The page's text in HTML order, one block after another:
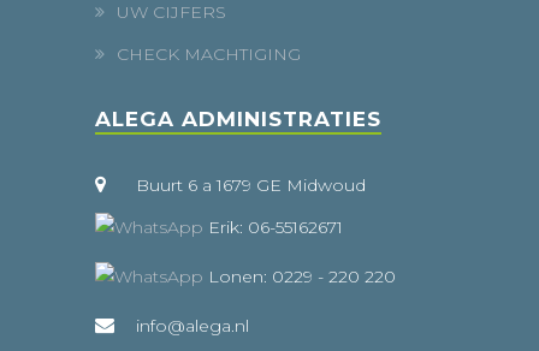
UW CIJFERS
CHECK MACHTIGING
ALEGA ADMINISTRATIES
Buurt 6 a 1679 GE Midwoud
Erik: 06-55162671
Lonen: 0229 - 220 220
info@alega.nl